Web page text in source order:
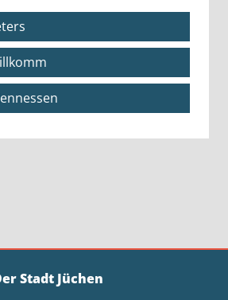
Stadt Jüchen